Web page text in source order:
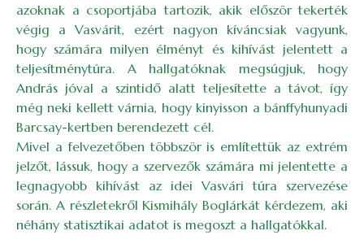
azoknak a csoportjába tartozik, akik először tekerték
végig a Vasvárit, ezért nagyon kíváncsiak vagyunk,
hogy számára milyen élményt és kihívást jelentett a
teljesítménytúra. A hallgatóknak megsúgjuk, hogy
András jóval a szintidő alatt teljesítette a távot, így
még neki kellett várnia, hogy kinyisson a bánffyhunyadi
Barcsay-kertben berendezett cél.
Mivel a felvezetőben többször is említettük az extrém
jelzőt, lássuk, hogy a szervezők számára mi jelentette a
legnagyobb kihívást az idei Vasvári túra szervezése
során. A részletekről Kismihály Boglárkát kérdezem, aki
néhány statisztikai adatot is megoszt a hallgatókkal.